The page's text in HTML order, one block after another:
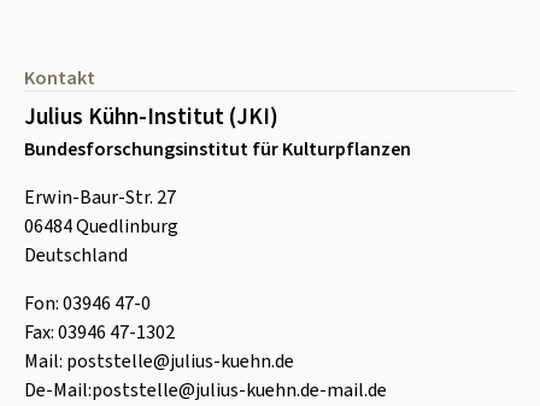
Kontakt
Julius Kühn-Institut (JKI)
Bundesforschungsinstitut für Kulturpflanzen
Erwin-Baur-Str. 27
06484Quedlinburg
Deutschland
Fon:03946 47-0
Fax:03946 47-1302
Mail: poststelle@julius-kuehn.de
De-Mail:poststelle@julius-kuehn.de-mail.de